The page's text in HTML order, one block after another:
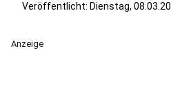
Veröffentlicht: Dienstag,
Anzeige